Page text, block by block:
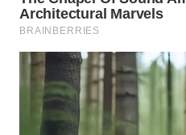
DEPOK
WN
TAPANULI
UTARA